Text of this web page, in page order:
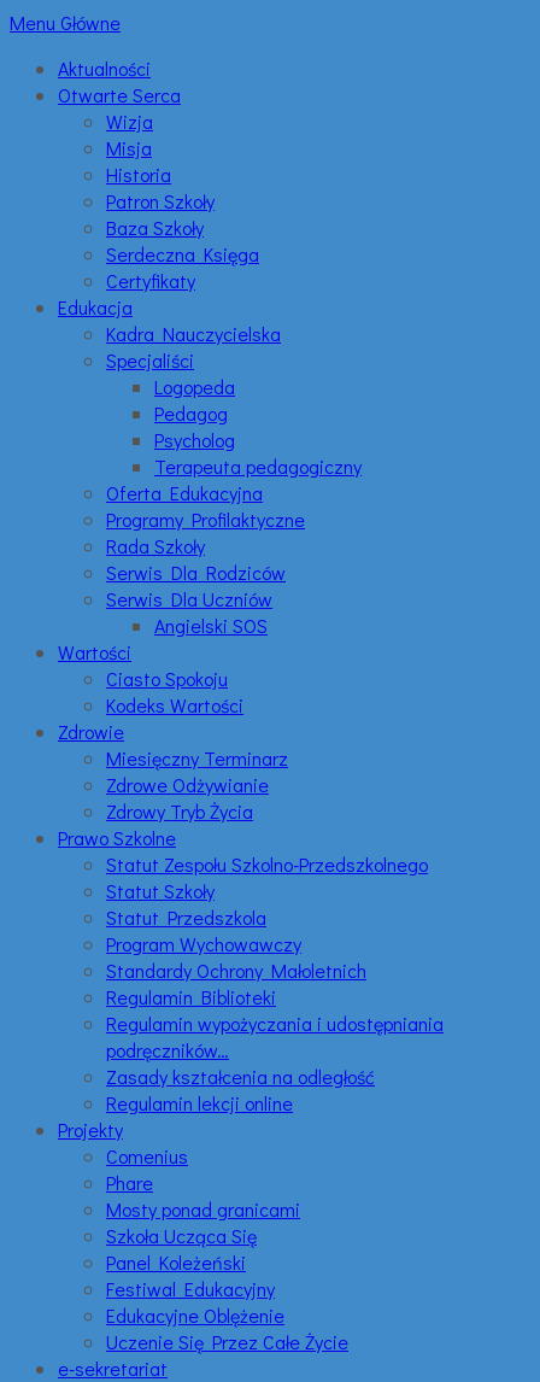
Menu Główne
Aktualności
Otwarte Serca
Wizja
Misja
Historia
Patron Szkoły
Baza Szkoły
Serdeczna Księga
Certyfikaty
Edukacja
Kadra Nauczycielska
Specjaliści
Logopeda
Pedagog
Psycholog
Terapeuta pedagogiczny
Oferta Edukacyjna
Programy Profilaktyczne
Rada Szkoły
Serwis Dla Rodziców
Serwis Dla Uczniów
Angielski SOS
Wartości
Ciasto Spokoju
Kodeks Wartości
Zdrowie
Miesięczny Terminarz
Zdrowe Odżywianie
Zdrowy Tryb Życia
Prawo Szkolne
Statut Zespołu Szkolno-Przedszkolnego
Statut Szkoły
Statut Przedszkola
Program Wychowawczy
Standardy Ochrony Małoletnich
Regulamin Biblioteki
Regulamin wypożyczania i udostępniania
podręczników…
Zasady kształcenia na odległość
Regulamin lekcji online
Projekty
Comenius
Phare
Mosty ponad granicami
Szkoła Ucząca Się
Panel Koleżeński
Festiwal Edukacyjny
Edukacyjne Oblężenie
Uczenie Się Przez Całe Życie
e-sekretariat